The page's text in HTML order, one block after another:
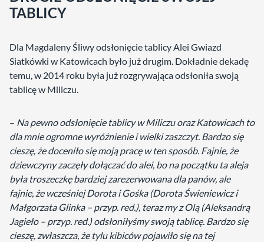
TABLICY
Dla Magdaleny Śliwy odsłonięcie tablicy Alei Gwiazd
Siatkówki w Katowicach było już drugim. Dokładnie dekadę
temu, w 2014 roku była już rozgrywająca odsłoniła swoją
tablicę w Miliczu.
– Na pewno odsłonięcie tablicy w Miliczu oraz Katowicach to
dla mnie ogromne wyróżnienie i wielki zaszczyt. Bardzo się
cieszę, że doceniło się moją pracę w ten sposób. Fajnie, że
dziewczyny zaczęły dołączać do alei, bo na początku ta aleja
była troszeczkę bardziej zarezerwowana dla panów, ale
fajnie, że wcześniej Dorota i Gośka (Dorota Świeniewicz i
Małgorzata Glinka – przyp. red.), teraz my z Olą (Aleksandrą
Jagieło – przyp. red.) odsłoniłyśmy swoją tablicę. Bardzo się
cieszę, zwłaszcza, że tylu kibiców pojawiło się na tej